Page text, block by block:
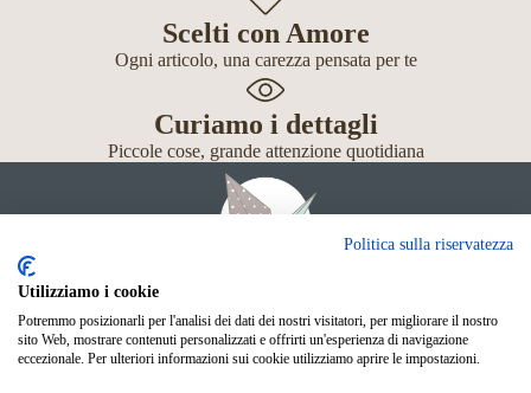
Scelti con Amore
Ogni articolo, una carezza pensata per te
Curiamo i dettagli
Piccole cose, grande attenzione quotidiana
Giochi
Neonato
Politica sulla riservatezza
Utilizziamo i cookie
Potremmo posizionarli per l'analisi dei dati dei nostri visitatori, per migliorare il nostro
sito Web, mostrare contenuti personalizzati e offrirti un'esperienza di navigazione
eccezionale. Per ulteriori informazioni sui cookie utilizziamo aprire le impostazioni.